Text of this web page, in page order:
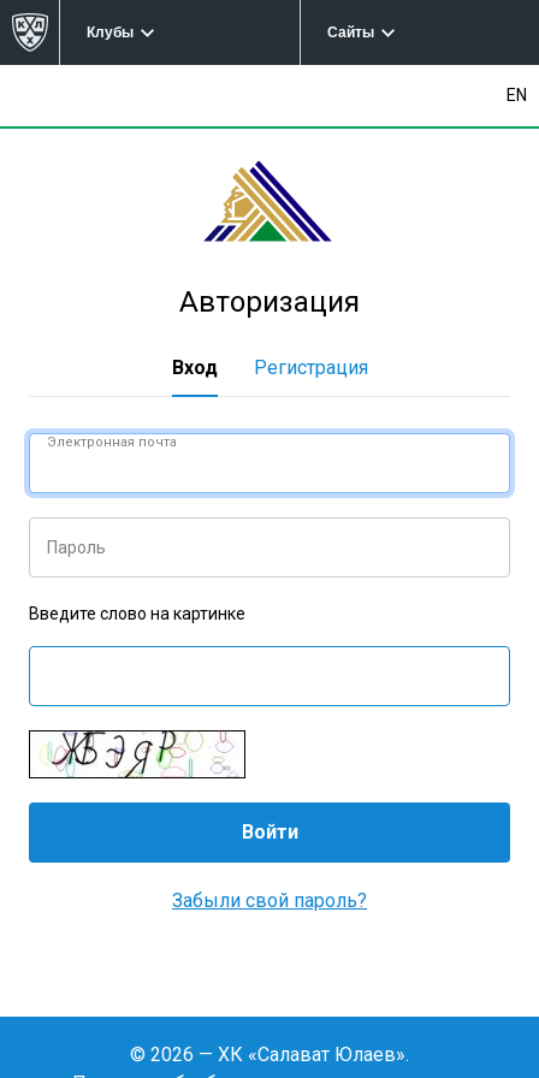
Клубы Сайты
EN
Авторизация
Вход Регистрация
Электронная почта
Пароль
Введите слово на картинке
Забыли свой пароль?
© 2026 — ХК «Салават Юлаев».